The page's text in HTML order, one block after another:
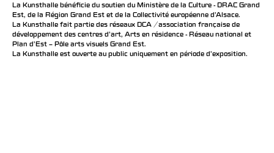
La Kunsthalle bénéficie du soutien du Ministère de la Culture - DRAC Grand
Est, de la Région Grand Est et de la Collectivité européenne d’Alsace.
La Kunsthalle fait partie des réseaux DCA / association française de
développement des centres d'art, Arts en résidence - Réseau national et
Plan d’Est – Pôle arts visuels Grand Est.
La Kunsthalle est ouverte au public uniquement en période d'exposition.